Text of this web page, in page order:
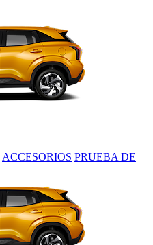
ACCESORIOS PRUEBA DE